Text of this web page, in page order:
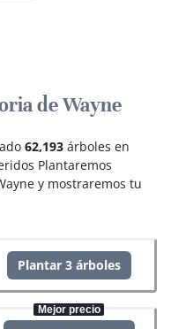
de Wayne
62,193 árboles en
Plantaremos
y mostraremos tu
Plantar 3 árboles
Mejor precio